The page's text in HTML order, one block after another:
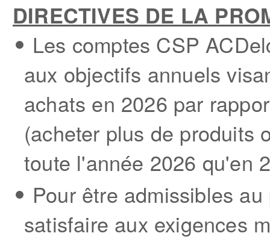
DIRECTIVES DE LA
Les comptes CSP
aux objectifs annuels
achats en 2026 par
(acheter plus de produits
toute l'année 2026 qu'en
Pour être admissibles
satisfaire aux exigences